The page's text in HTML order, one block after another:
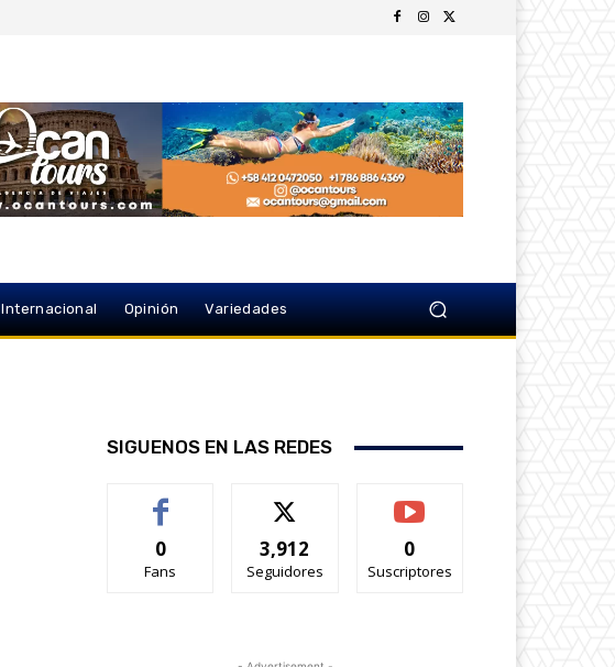
Internacional Opinión Variedades
SIGUENOS EN LAS REDES
0
Fans
3,912
Seguidores
0
Suscriptores